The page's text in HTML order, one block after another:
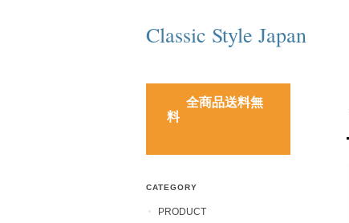
Classic Style Japan
全商品送料無
料
CATEGORY
PRODUCT